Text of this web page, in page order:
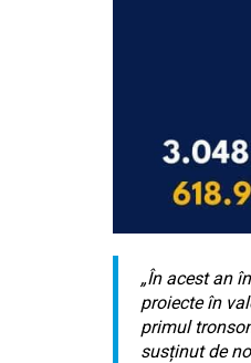
„În acest an
proiecte în
primul
susținut de